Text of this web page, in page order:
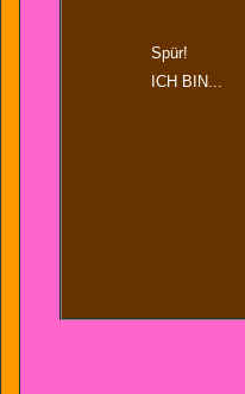
Spür!
ICH BIN...